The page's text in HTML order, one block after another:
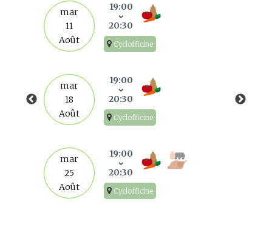
mar
11
Août
19:00
20:30
Cyclofficine
mar
18
Août
19:00
20:30
Cyclofficine
mar
25
Août
19:00
20:30
Cyclofficine